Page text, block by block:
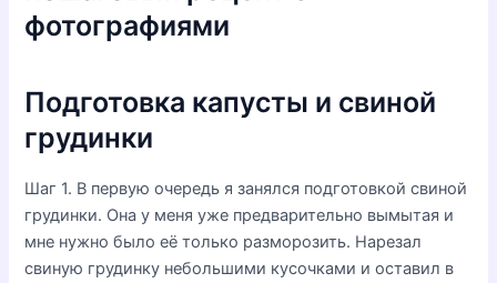
фотографиями
Подготовка капусты и свиной
грудинки
Шаг 1. В первую очередь я занялся подготовкой свиной
грудинки. Она у меня уже предварительно вымытая и
мне нужно было её только разморозить. Нарезал
свиную грудинку небольшими кусочками и оставил в